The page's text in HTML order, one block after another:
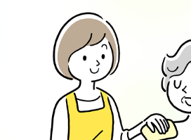
在宅福祉センター美鈴
求人情報
お問い合わせ
プライバシーポリシー
当サイトについて